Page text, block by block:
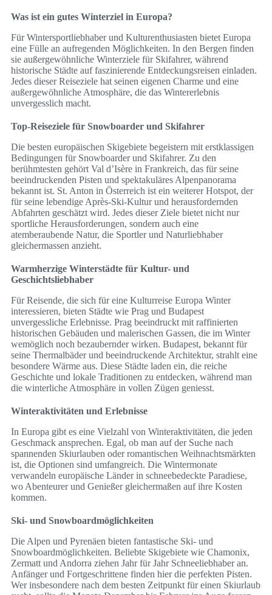
Was ist ein gutes Winterziel in Europa?
Für Wintersportliebhaber und Kulturenthusiasten bietet Europa
eine Fülle an aufregenden Möglichkeiten. In den Bergen finden
sie außergewöhnliche Winterziele für Skifahrer, während
historische Städte auf faszinierende Entdeckungsreisen einladen.
Jedes dieser Reiseziele hat seinen eigenen Charme und eine
außergewöhnliche Atmosphäre, die das Wintererlebnis
unvergesslich macht.
Top-Reiseziele für Snowboarder und Skifahrer
Die besten europäischen Skigebiete begeistern mit erstklassigen
Bedingungen für Snowboarder und Skifahrer. Zu den
berühmtesten gehört Val d’Isère in Frankreich, das für seine
beeindruckenden Pisten und spektakuläres Alpenpanorama
bekannt ist. St. Anton in Österreich ist ein weiterer Hotspot, der
für seine lebendige Après-Ski-Kultur und herausfordernden
Abfahrten geschätzt wird. Jedes dieser Ziele bietet nicht nur
sportliche Herausforderungen, sondern auch eine
atemberaubende Natur, die Sportler und Naturliebhaber
gleichermassen anzieht.
Warmherzige Winterstädte für Kultur- und
Geschichtsliebhaber
Für Reisende, die sich für eine Kulturreise Europa Winter
interessieren, bieten Städte wie Prag und Budapest
unvergessliche Erlebnisse. Prag beeindruckt mit raffinierten
historischen Gebäuden und malerischen Gassen, die im Winter
wemöglich noch bezaubernder wirken. Budapest, bekannt für
seine Thermalbäder und beeindruckende Architektur, strahlt eine
besondere Wärme aus. Diese Städte laden ein, die reiche
Geschichte und lokale Traditionen zu entdecken, während man
die winterliche Atmosphäre in vollen Zügen geniesst.
Winteraktivitäten und Erlebnisse
In Europa gibt es eine Vielzahl von Winteraktivitäten, die jeden
Geschmack ansprechen. Egal, ob man auf der Suche nach
spannenden Skiurlauben oder romantischen Weihnachtsmärkten
ist, die Optionen sind umfangreich. Die Wintermonate
verwandeln europäische Länder in schneebedeckte Paradiese,
wo Abenteurer und Genießer gleichermaßen auf ihre Kosten
kommen.
Ski- und Snowboardmöglichkeiten
Die Alpen und Pyrenäen bieten fantastische Ski- und
Snowboardmöglichkeiten. Beliebte Skigebiete wie Chamonix,
Zermatt und Andorra ziehen Jahr für Jahr Schneeliebhaber an.
Anfänger und Fortgeschrittene finden hier die perfekten Pisten.
Wer insbesondere nach dem besten Zeitpunkt für einen Skiurlaub